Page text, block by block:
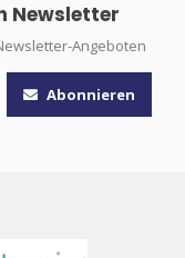
Newsletter
Angeboten
Abonnieren